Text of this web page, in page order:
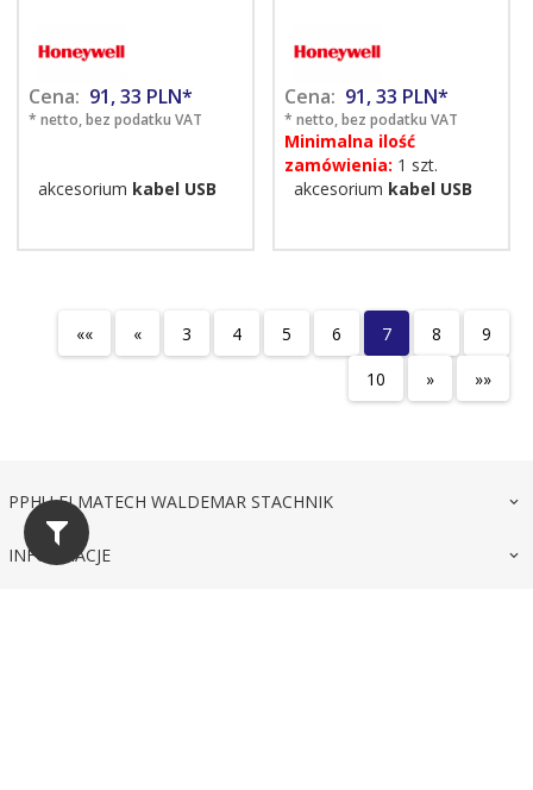
Cena: 91,33 PLN*
* netto, bez podatku VAT
akcesorium kabel USB
Cena: 91,33 PLN*
* netto, bez podatku VAT
Minimalna ilość
zamówienia: 1 szt.
akcesorium kabel USB
«« « 3 4 5 6 7 8
9
10
» »»
PPHU ELMATECH WALDEMAR STACHNIK
INFORMACJE